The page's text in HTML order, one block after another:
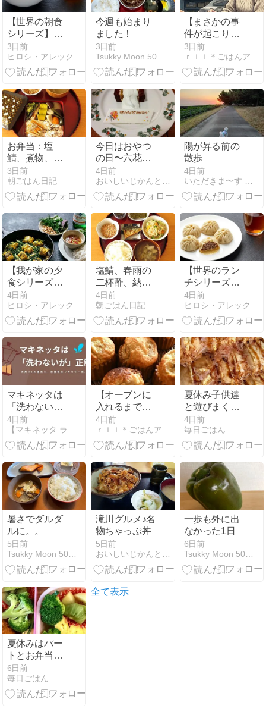
【世界の朝食
シリーズ】
🇭🇰 乾燥ホタ
テの深いアミ
ノ酸が、新し
しく潤す。お
砂糖もグルテ
ンも引き算し
た香港伝統の
最高級中華粥
「ヤオ・ザ
ウ・チョッ」
と、温かいプ
ーアル茶で迎
える、洗練さ
れたセントラ
ル風モーニン
グ。
3日前
今週も始まり
ました！
3日前
【まさかの事
件が起こりま
した…】
3日前
お弁当：塩
鯖、煮物、南
瓜のたいた
ん、小松菜の
ごま酢和え、
豆
3日前
朝ごはん日記
今日はおやつ
の日〜六花亭
バースデー
4日前
陽が昇る前の
散歩
4日前
【我が家の夕
食シリーズ】
🇻🇳 鮮烈なデ
ィルの香り
と、ターメリ
の輝き。油分
を引き算した
白身魚のベト
ナム風ハーブ
グリル「チャ
ーカー」と米
粉麺で軽やか
に締めくく
る、日曜日の
デトックスウ
ェルネスディ
ナー。
4日前
塩鯖、春雨の
二杯酢、納
豆、焼海苔、
塩昆布
4日前
朝ごはん日記
【世界のラン
チシリーズ】
🇲🇳 モンゴ
ル・ウランバ
ートルスタイ
ジュワッと溢
れ出す。お砂
糖も油分も引
き算した、モ
ンゴル伝統の
クリーンな蒸
し小籠包「ブ
ーズ」と、す
っきり温かい
黒烏龍茶で楽
しむ、日曜日
の代謝温活ラ
ンチ。
4日前
マキネッタは
「洗わない」
が正解？一生
モノに育てる
正しい洗い方
4日前
【オーブンに
入れるまで１
分！】米粉を
使うバナナマ
フィン
4日前
夏休み子供達
と遊びまくっ
てます
4日前
毎日ごはん
暑さでダルダ
ルに。。
5日前
滝川グルメ♪名
物ちゃっぷ丼
5日前
一歩も外に出
なかった1日
6日前
夏休みはパー
トとお弁当作
り
6日前
毎日ごはん
全て表示